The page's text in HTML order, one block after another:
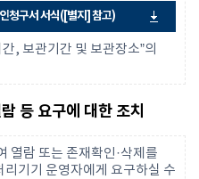
청구서 서식([별지] 참고)
, 보관기간 및 보관장소”의
등 요구에 대한 조치
열람 또는 존재확인·삭제를
기기 운영자에게 요구하실 수